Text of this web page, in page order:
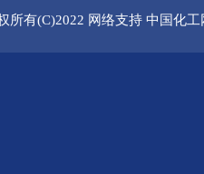
所有(C)2022 网络支持 中国化工